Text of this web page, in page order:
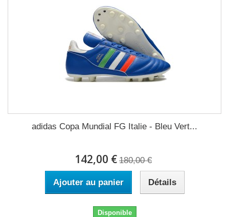
adidas Copa Mundial FG Italie - Bleu Vert...
142,00 € 180,00 €
Ajouter au panier Détails
Disponible